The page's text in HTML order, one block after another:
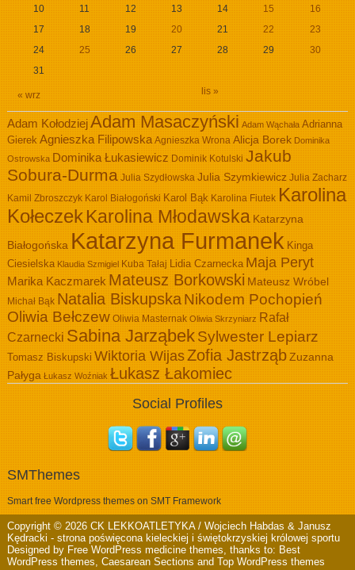
« wrz lis »
10
11 12 13 14 15
16
17
18 19 20 21 22
23
24
25 26 27 28 29
30
31
Adam KołodziejAdam Masaczyński Adam Wąchała Adrianna
Gierek Agnieszka Filipowska Agnieszka Wrona Alicja Borek Dominika
Ostrowska Dominika Łukasiewicz Dominik Kotulski Jakub
Sobura-Durma Julia Szydłowska Julia Szymkiewicz Julia Zacharz
Kamil Zbroszczyk Karol Białogoński Karol Bąk Karolina Fiutek Karolina
KołeczekKarolina Młodawska Katarzyna
Białogońska Katarzyna Furmanek Kinga
Ciesielska Klaudia Szmigiel Kuba Tałaj Lidia Czarnecka Maja Peryt
Marika Kaczmarek Mateusz Borkowski Mateusz Wróbel
Michał Bąk Natalia BiskupskaNikodem Pochopień
Oliwia Bełczew Oliwia Masternak Oliwia Skrzyniarz Rafał
Czarnecki Sabina JarząbekSylwester Lepiarz
Tomasz Biskupski Wiktoria WijasZofia JastrząbZuzanna
Pałyga Łukasz Woźniak Łukasz Łakomiec
Social Profiles
SMThemes
Smart free Wordpress themes on SMT Framework
Copyright © 2026 CK LEKKOATLETYKA / Wojciech Habdas & Janusz
Kędracki - strona poświęcona kieleckiej i świętokrzyskiej królowej sportu
Designed by Free WordPress medicine themes , thanks to: Best
WordPress themes Caesarean Sections and Top WordPress themes